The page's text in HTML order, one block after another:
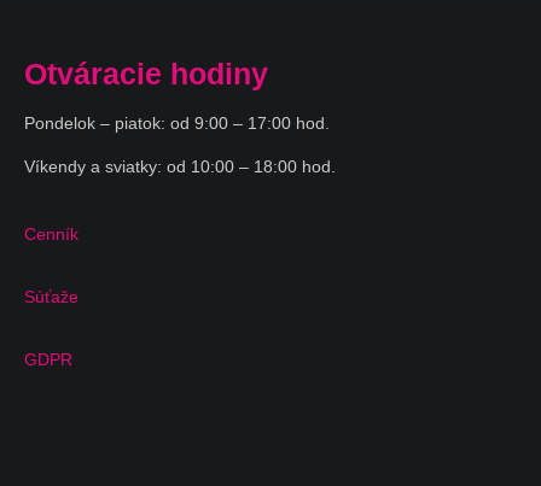
Otváracie hodiny
Pondelok – piatok: od 9:00 – 17:00 hod.
Víkendy a sviatky: od 10:00 – 18:00 hod.
Cenník
Súťaže
GDPR